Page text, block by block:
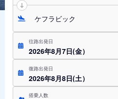
ケフラビック
往路出発日
2026年8月7日(金）
復路出発日
2026年8月8日(土）
搭乗人数